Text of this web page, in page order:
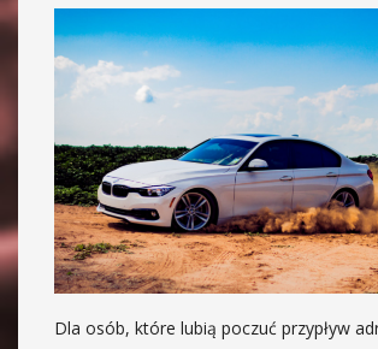
Dla osób, które lubią poczuć przypływ